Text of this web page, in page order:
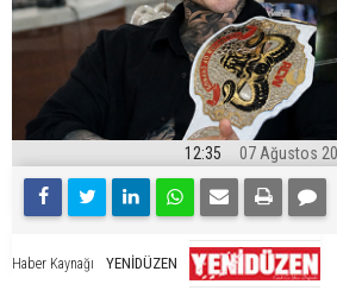
12:35 07 Ağustos
Haber Kaynağı YENİDÜZEN